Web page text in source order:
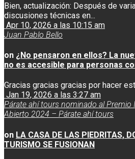
Bien, actualización: Después de
discusiones técnicas en...
Apr 10, 2026 a las 10:15 am
Juan Pablo Bello
on ¿No pensaron en ellos? La
no es accesible para personas
Gracias gracias gracias por hacer
Jan 19, 2026 a las 3:27 am
Párate ahí tours nominado al Premio
Abierto 2024 – Párate ahí tours
on LA CASA DE LAS PIEDRITAS,
TURISMO SE FUSIONAN